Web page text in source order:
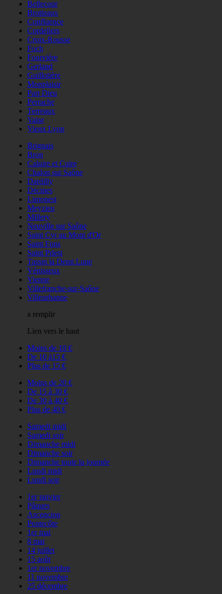
Bellecour
Brotteaux
Confluence
Cordeliers
Croix-Rousse
Foch
Fourvière
Gerland
Guillotière
Monplaisir
Part Dieu
Perrache
Terreaux
Vaise
Vieux Lyon
Brignais
Bron
Caluire et Cuire
Chalon sur Saône
Dardilly
Décines
Limonest
Meyzieu
Millery
Neuville sur Saône
Saint Cyr au Mont d'Or
Saint Fons
Saint Priest
Tassin la Demi Lune
Vénisseux
Vienne
Villefranche-sur-Saône
Villeurbanne
a remplir
Lien vers le haut
Moins de 10 €
De 10 à15 €
Plus de 15 €
Moins de 20 €
De 15 à 30 €
De 30 à 40 €
Plus de 40 €
Samedi midi
Samedi soir
Dimanche midi
Dimanche soir
Dimanche toute la journée
Lundi midi
Lundi soir
1er janvier
Pâques
Ascencion
Pentecôte
1er mai
8 mai
14 juillet
15 août
1er novembre
11 novembre
25 décembre